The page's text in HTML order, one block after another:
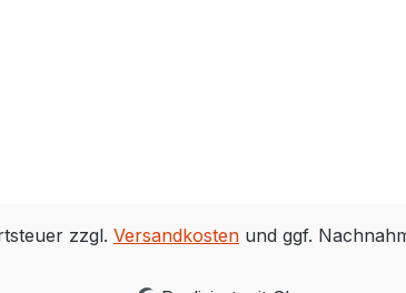
zzgl. Versandkosten und ggf.